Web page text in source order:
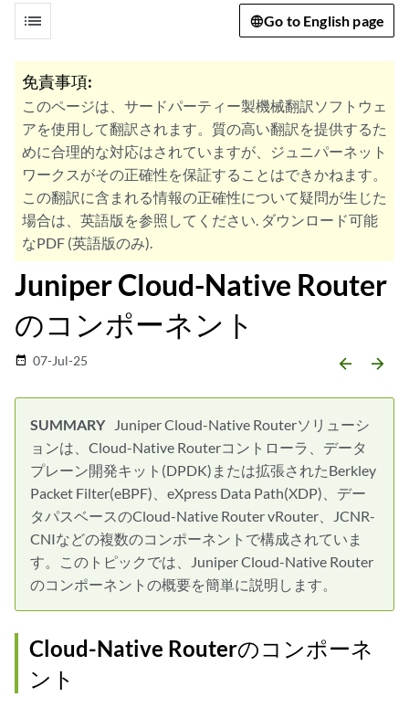
list Go to English page
免責事項:
このページは、サードパーティー製機械翻訳ソフトウェ
アを使用して翻訳されます。質の高い翻訳を提供するた
めに合理的な対応はされていますが、ジュニパーネット
ワークスがその正確性を保証することはできかねます。
この翻訳に含まれる情報の正確性について疑問が生じた
場合は、英語版を参照してください. ダウンロード可能
なPDF (英語版のみ).
Juniper Cloud-Native Router
のコンポーネント
date_range 07-Jul-25 arrow_backward arrow_forward
Juniper Cloud-Native Routerソリューシ
ョンは、Cloud-Native Routerコントローラ、データ
プレーン開発キット(DPDK)または拡張されたBerkley
Packet Filter(eBPF)、eXpress Data Path(XDP)、デー
タパスベースのCloud-Native Router vRouter、JCNR-
CNIなどの複数のコンポーネントで構成されていま
す。このトピックでは、Juniper Cloud-Native Router
のコンポーネントの概要を簡単に説明します。
Cloud-Native Routerのコンポーネ
ント